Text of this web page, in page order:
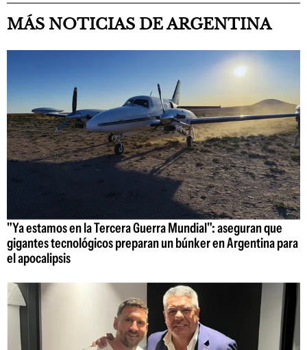
MÁS NOTICIAS DE ARGENTINA
"Ya estamos en la Tercera Guerra Mundial": aseguran que
gigantes tecnológicos preparan un búnker en Argentina para
el apocalipsis